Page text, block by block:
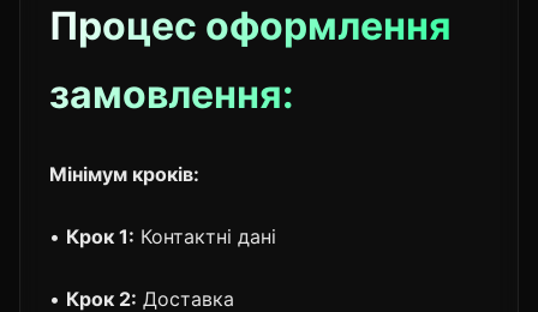
Процес оформлення
замовлення:
Мінімум кроків:
• Крок 1: Контактні дані
• Крок 2: Доставка